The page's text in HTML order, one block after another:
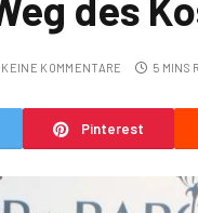
KEINE KOMMENTARE 5 MINS
Pinterest